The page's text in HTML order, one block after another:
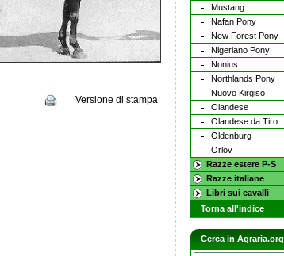
Versione di stampa
Mustang
Nafan Pony
New Forest Pony
Nigeriano Pony
Nonius
Northlands Pony
Nuovo Kirgiso
Olandese
Olandese da Tiro
Oldenburg
Orlov
Razze estere P-S
Razze italiane
Libri sui cavalli
Torna all'indice
Cerca in Agraria.org